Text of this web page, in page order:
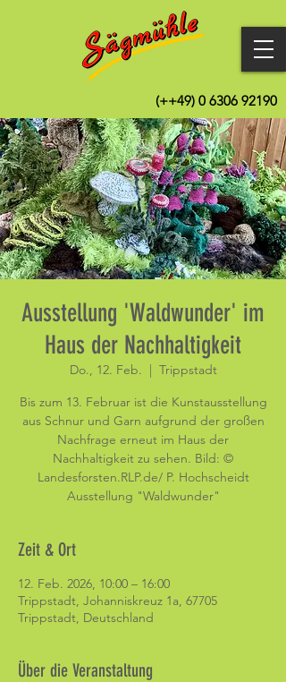
(++49) 0 6306 92190
Ausstellung 'Waldwunder' im
Haus der Nachhaltigkeit
Do., 12. Feb.
  |
Trippstadt
Bis zum 13. Februar ist die Kunstausstellung
aus Schnur und Garn aufgrund der großen
Nachfrage erneut im Haus der
Nachhaltigkeit zu sehen. Bild: ©
Landesforsten.RLP.de/ P. Hochscheidt
Ausstellung "Waldwunder"
Zeit & Ort
12. Feb. 2026, 10:00 – 16:00
Trippstadt, Johanniskreuz 1a, 67705
Trippstadt, Deutschland
Über die Veranstaltung